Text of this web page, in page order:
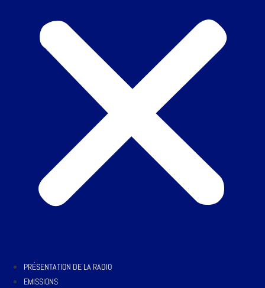
PRÉSENTATION DE LA RADIO
EMISSIONS